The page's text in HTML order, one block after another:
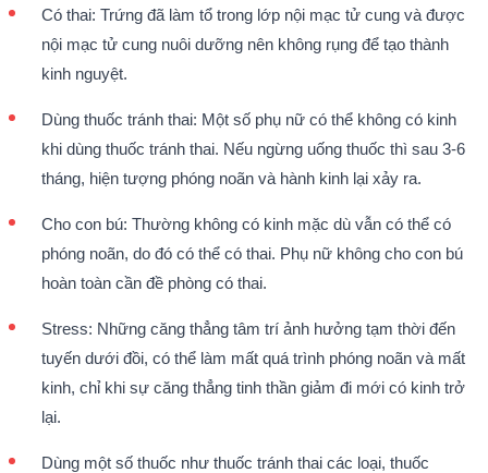
Có thai: Trứng đã làm tổ trong lớp nội mạc tử cung và được
nội mạc tử cung nuôi dưỡng nên không rụng để tạo thành
kinh nguyệt.
Dùng thuốc tránh thai: Một số phụ nữ có thể không có kinh
khi dùng thuốc tránh thai. Nếu ngừng uống thuốc thì sau 3-6
tháng, hiện tượng phóng noãn và hành kinh lại xảy ra.
Cho con bú: Thường không có kinh mặc dù vẫn có thể có
phóng noãn, do đó có thể có thai. Phụ nữ không cho con bú
hoàn toàn cần đề phòng có thai.
Stress: Những căng thẳng tâm trí ảnh hưởng tạm thời đến
tuyến dưới đồi, có thể làm mất quá trình phóng noãn và mất
kinh, chỉ khi sự căng thẳng tinh thần giảm đi mới có kinh trở
lại.
Dùng một số thuốc như thuốc tránh thai các loại, thuốc